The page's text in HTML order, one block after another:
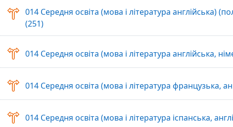
014 Середня освіта (мова і література англійська)
(251)Вибір
014 Середня освіта (мова і література англійська,
014 Середня освіта (мова і література французька,
014 Середня освіта (мова і література іспанська,